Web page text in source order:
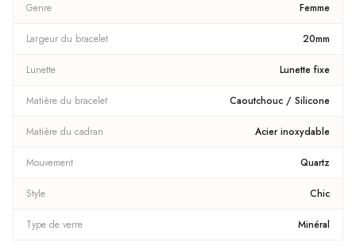
Genre Femme
Largeur du bracelet 20mm
Lunette Lunette fixe
Matière du bracelet Caoutchouc / Silicone
Matière du cadran Acier inoxydable
Mouvement Quartz
Style Chic
Type de verre Minéral